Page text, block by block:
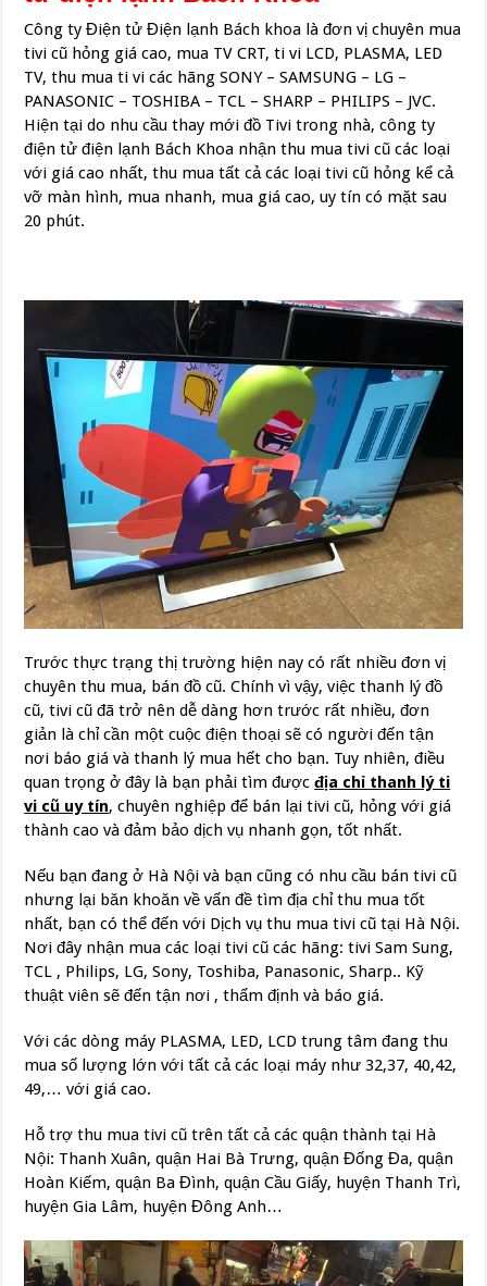
Công ty Điện tử Điện lạnh Bách khoa là đơn vị chuyên mua
tivi cũ hỏng giá cao, mua TV CRT, ti vi LCD, PLASMA, LED
TV, thu mua ti vi các hãng SONY – SAMSUNG – LG –
PANASONIC – TOSHIBA – TCL – SHARP – PHILIPS – JVC.
Hiện tại do nhu cầu thay mới đồ Tivi trong nhà, công ty
điện tử điện lạnh Bách Khoa nhận thu mua tivi cũ các loại
với giá cao nhất, thu mua tất cả các loại tivi cũ hỏng kể cả
vỡ màn hình, mua nhanh, mua giá cao, uy tín có mặt sau
20 phút.
Trước thực trạng thị trường hiện nay có rất nhiều đơn vị
chuyên thu mua, bán đồ cũ. Chính vì vậy, việc thanh lý đồ
cũ, tivi cũ đã trở nên dễ dàng hơn trước rất nhiều, đơn
giản là chỉ cần một cuộc điện thoại sẽ có người đến tận
nơi báo giá và thanh lý mua hết cho bạn. Tuy nhiên, điều
quan trọng ở đây là bạn phải tìm đượcđịa chỉ thanh lý ti
vi cũ uy tín, chuyên nghiệp để bán lại tivi cũ, hỏng với giá
thành cao và đảm bảo dịch vụ nhanh gọn, tốt nhất.
Nếu bạn đang ở Hà Nội và bạn cũng có nhu cầu bán tivi cũ
nhưng lại băn khoăn về vấn đề tìm địa chỉ thu mua tốt
nhất, bạn có thể đến với Dịch vụ thu mua tivi cũ tại Hà Nội.
Nơi đây nhận mua các loại tivi cũ các hãng: tivi Sam Sung,
TCL , Philips, LG, Sony, Toshiba, Panasonic, Sharp.. Kỹ
thuật viên sẽ đến tận nơi , thẩm định và báo giá.
Với các dòng máy PLASMA, LED, LCD trung tâm đang thu
mua số lượng lớn với tất cả các loại máy như 32,37, 40,42,
49,… với giá cao.
Hỗ trợ thu mua tivi cũ trên tất cả các quận thành tại Hà
Nội: Thanh Xuân, quận Hai Bà Trưng, quận Đống Đa, quận
Hoàn Kiếm, quận Ba Đình, quận Cầu Giấy, huyện Thanh Trì,
huyện Gia Lâm, huyện Đông Anh…